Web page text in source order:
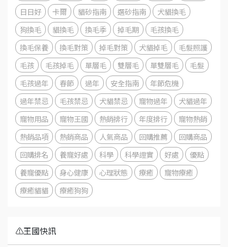
日日好
卡爾 貓砂指南 選砂指南
犬貓換毛
狗換毛
貓換毛 換毛季 掉毛期
毛孩換毛
換毛保養
換毛對策 掉毛對策 犬貓掉毛
毛髮照護
毛孩
毛孩掉毛 單層毛 雙層毛 單雙層毛
毛髮
毛孩過年
春節 過年 安全指南
年節危機
過年禁忌
毛孩禁忌 犬貓禁忌 寵物過年
犬貓過年
寵物用品
寵物王國 熱銷排行 年度排行
寵物熱銷
熱銷品項
熱銷商品 人氣商品 回購推薦
回購商品
回購排名
養寵好處 科學 科學證實 好處
優點
養寵優點
身心健康 心理狀態 療癒
寵物療癒
療癒貓貓
療癒狗狗
⚠️王國快訊